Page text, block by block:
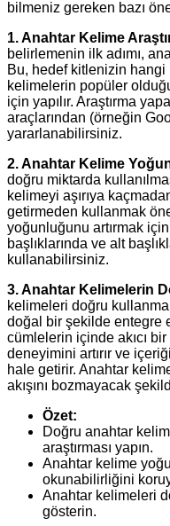
bilmeniz gereken bazı
1. Anahtar Kelime
belirlemenin ilk adımı,
Bu, hedef kitlenizin hangi
kelimelerin popüler
için yapılır. Araştırma
araçlarından (örneğin
yararlanabilirsiniz.
2. Anahtar Kelime
doğru miktarda
kelimeyi aşırıya
getirmeden kullanmak
yoğunluğunu artırmak
başlıklarında ve alt
kullanabilirsiniz.
3. Anahtar Kelimelerin
kelimeleri doğru
doğal bir şekilde entegre
cümlelerin içinde akıcı
deneyimini artırır ve
hale getirir. Anahtar
akışını bozmayacak
Özet:
Doğru anahtar
araştırması yapın.
Anahtar kelime
okunabilirliğini
Anahtar kelimeleri
gösterin.